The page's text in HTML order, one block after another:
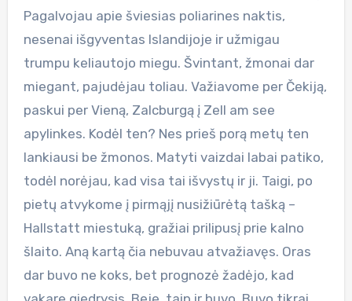
Pagalvojau apie šviesias poliarines naktis,
nesenai išgyventas Islandijoje ir užmigau
trumpu keliautojo miegu. Švintant, žmonai dar
miegant, pajudėjau toliau. Važiavome per Čekiją,
paskui per Vieną, Zalcburgą į Zell am see
apylinkes. Kodėl ten? Nes prieš porą metų ten
lankiausi be žmonos. Matyti vaizdai labai patiko,
todėl norėjau, kad visa tai išvystų ir ji. Taigi, po
pietų atvykome į pirmąjį nusižiūrėtą tašką –
Hallstatt miestuką, gražiai prilipusį prie kalno
šlaito. Aną kartą čia nebuvau atvažiavęs. Oras
dar buvo ne koks, bet prognozė žadėjo, kad